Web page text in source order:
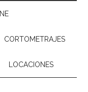
CORTOMETRAJES
LOCACIONES